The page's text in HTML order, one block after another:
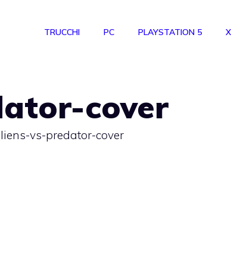
TRUCCHI PC PLAYSTATION 5
cover
vs-predator-cover